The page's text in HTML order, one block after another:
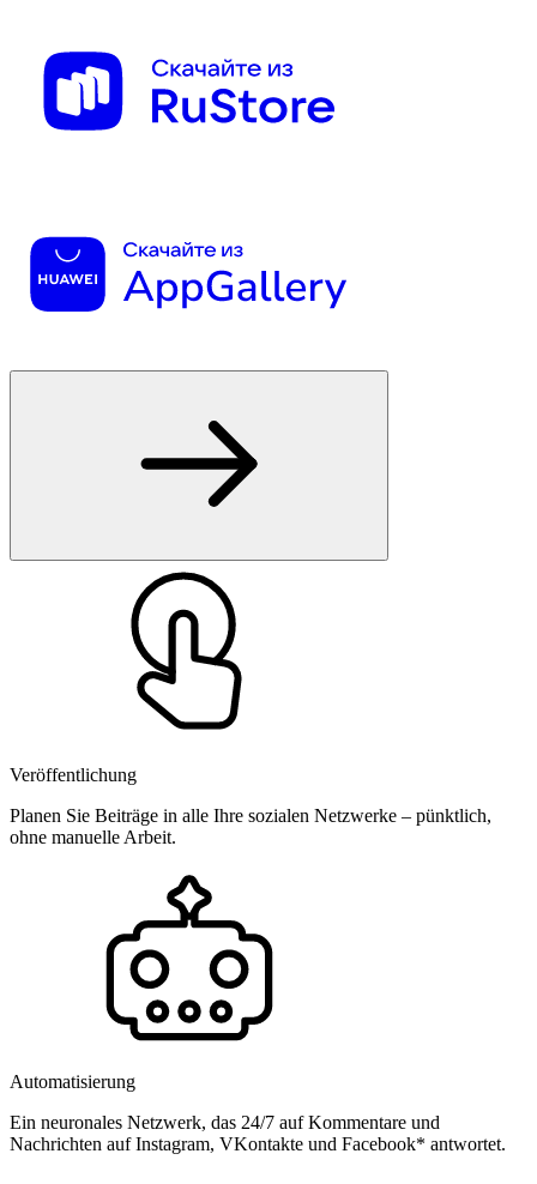
Veröffentlichung
Planen Sie Beiträge in alle Ihre sozialen Netzwerke – pünktlich,
ohne manuelle Arbeit.
Automatisierung
Ein neuronales Netzwerk, das 24/7 auf Kommentare und
Nachrichten auf Instagram, VKontakte und Facebook* antwortet.